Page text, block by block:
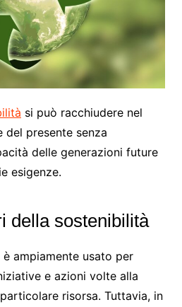
si può racchiudere nel
del presente senza
delle generazioni future
esigenze.
della sostenibilità
ampiamente usato per
e azioni volte alla
risorsa. Tuttavia, in